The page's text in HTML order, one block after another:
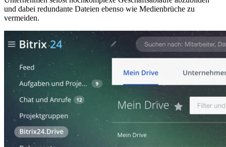
und dabei redundante Dateien ebenso wie Medienbrüche zu
vermeiden.